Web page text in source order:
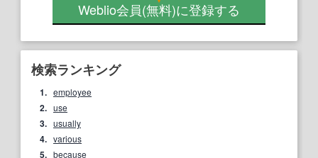
Weblio会員(無料)に登録する
検索ランキング
1. employee
2. use
3. usually
4. various
5. because